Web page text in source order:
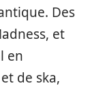
Des
et
en
de ska,